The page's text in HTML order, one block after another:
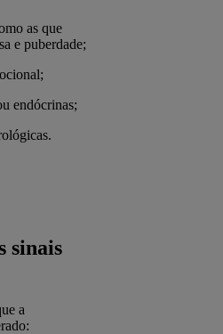
as que
e puberdade;
endócrinas;
sinais
a